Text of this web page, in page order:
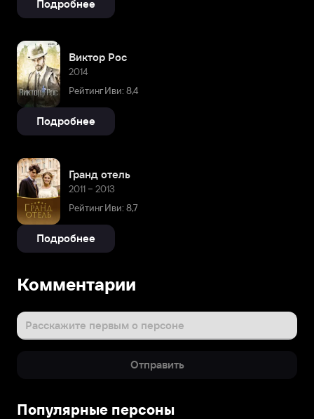
Подробнее
Виктор Рос
2014
Рейтинг Иви: 8,4
Подробнее
Гранд отель
2011 – 2013
Рейтинг Иви: 8,7
Подробнее
Комментарии
Расскажите первым о персоне
Отправить
Популярные персоны